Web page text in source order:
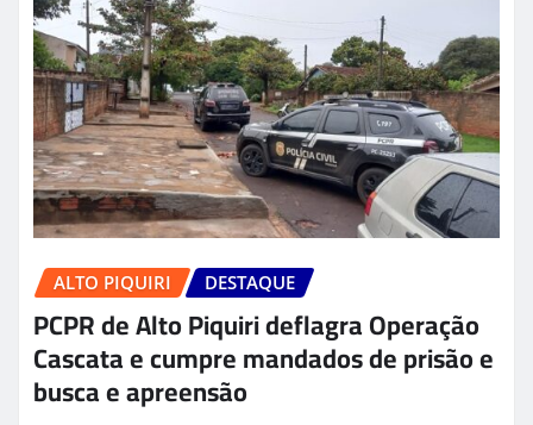
ALTO PIQUIRI DESTAQUE
PCPR de Alto Piquiri deflagra Operação
Cascata e cumpre mandados de prisão e
busca e apreensão